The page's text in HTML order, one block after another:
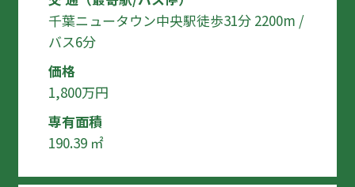
千葉ニュータウン中央駅徒歩31分 2200m /
バス6分
価格
1,800万円
専有面積
190.39 ㎡